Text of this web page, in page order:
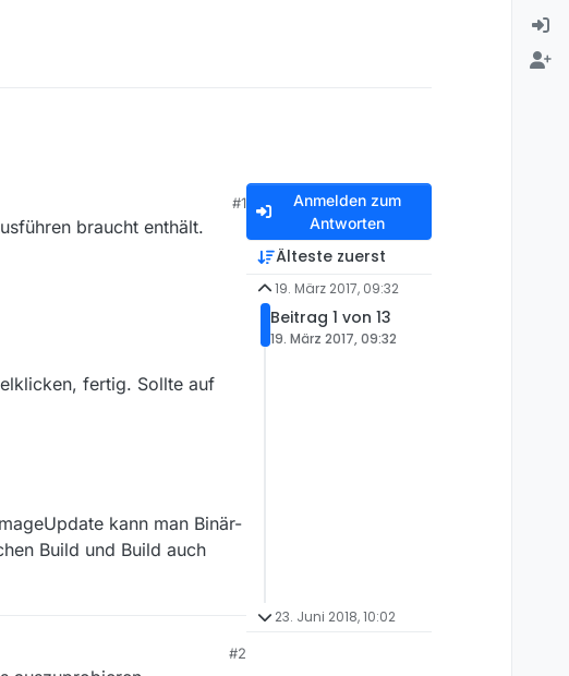
#1
braucht enthält.
fertig. Sollte auf
kann man Binär-
Build und Build auch
#2
Anmelden zum
Antworten
Älteste zuerst
19. März 2017, 09:32
Beitrag 1 von 13
19. März 2017, 09:32
23. Juni 2018, 10:02